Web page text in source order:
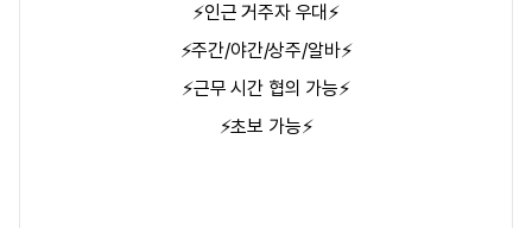
⚡인근 거주자 우대⚡
⚡주간/야간/상주/알바⚡
⚡근무 시간 협의 가능⚡
⚡초보 가능⚡